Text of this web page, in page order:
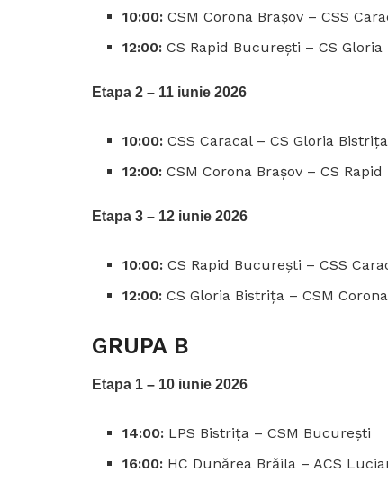
10:00: CSM Corona Brașov – CSS
12:00: CS Rapid București – CS
Etapa 2 – 11 iunie 2026
10:00: CSS Caracal – CS Gloria Bistrița
12:00: CSM Corona Brașov – CS
Etapa 3 – 12 iunie 2026
10:00: CS Rapid București – CSS
12:00: CS Gloria Bistrița – CSM
GRUPA B
Etapa 1 – 10 iunie 2026
14:00: LPS Bistrița – CSM București
16:00: HC Dunărea Brăila – ACS